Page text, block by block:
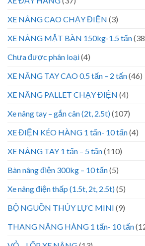
XE NÂNG CAO CHẠY ĐIỆN (3)
XE NÂNG MẶT BÀN 150kg-1.5 tấn
Chưa được phân loại(4)
XE NÂNG TAY CAO 0.5 tấn – 2 tấn(46)
XE NÂNG PALLET CHẠY ĐIỆN (4)
Xe nâng tay – gắn cân (2t, 2.5t)(107)
XE ĐIỆN KÉO HÀNG 1 tấn- 10 tấn(4)
XE NÂNG TAY 1 tấn – 5 tấn(110)
Bàn nâng điện 300kg – 10 tấn(5)
Xe nâng điện thấp (1.5t, 2t, 2.5t)(5)
BỘ NGUỒN THỦY LỰC MINI (9)
THANG NÂNG HÀNG 1 tấn- 10 tấn